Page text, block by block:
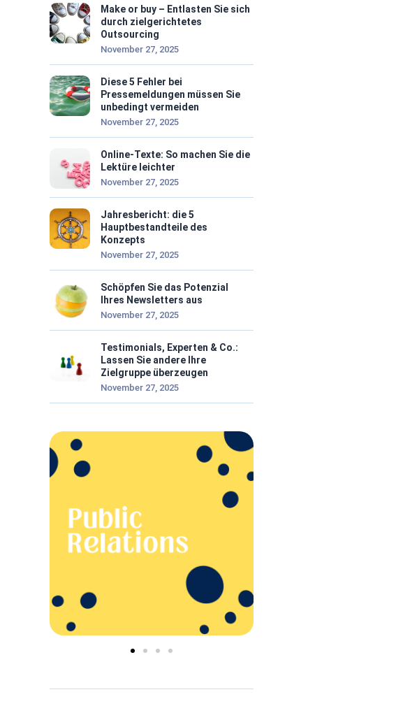
Make or buy – Entlasten Sie sich
durch zielgerichtetes
Outsourcing
November 27, 2025
Diese 5 Fehler bei
Pressemeldungen müssen Sie
unbedingt vermeiden
November 27, 2025
Online-Texte: So machen Sie die
Lektüre leichter
November 27, 2025
Jahresbericht: die 5
Hauptbestandteile des
Konzepts
November 27, 2025
Schöpfen Sie das Potenzial
Ihres Newsletters aus
November 27, 2025
Testimonials, Experten & Co.:
Lassen Sie andere Ihre
Zielgruppe überzeugen
November 27, 2025